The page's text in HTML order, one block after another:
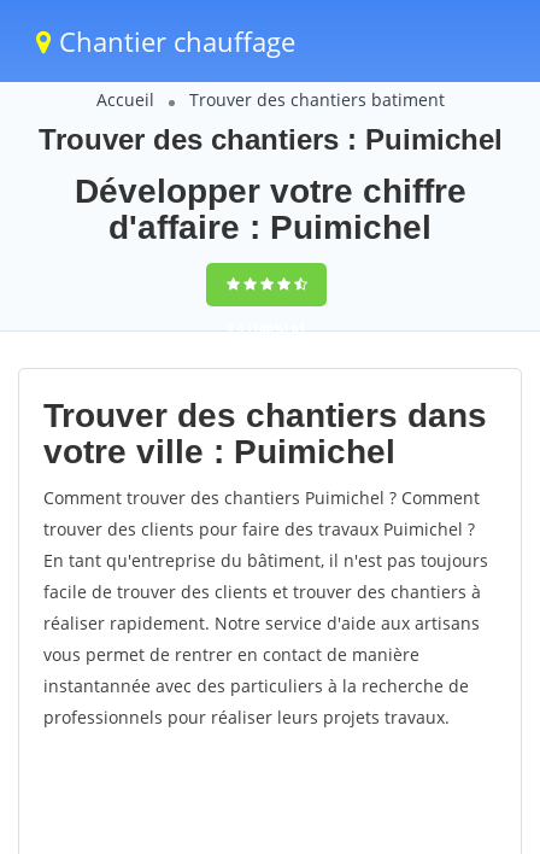
Chantier chauffage
Accueil Trouver des chantiers batiment
Trouver des chantiers : Puimichel
Développer votre chiffre
d'affaire : Puimichel
9,5(100%)61
votes
Trouver des chantiers dans
votre ville : Puimichel
Comment trouver des chantiers Puimichel ? Comment
trouver des clients pour faire des travaux Puimichel ?
En tant qu'entreprise du bâtiment, il n'est pas toujours
facile de trouver des clients et trouver des chantiers à
réaliser rapidement. Notre service d'aide aux artisans
vous permet de rentrer en contact de manière
instantannée avec des particuliers à la recherche de
professionnels pour réaliser leurs projets travaux.